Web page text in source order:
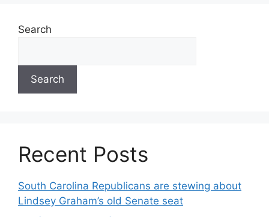
Search
Search
Recent Posts
South Carolina Republicans are stewing about
Lindsey Graham’s old Senate seat